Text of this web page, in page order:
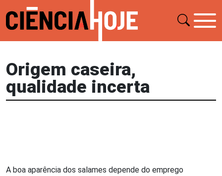
Origem caseira,
qualidade incerta
A boa aparência dos salames depende do emprego